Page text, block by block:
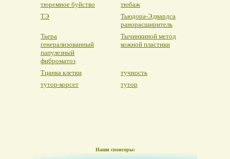
тюремное буйство
тюбаж
ТЭ
Тьюдора-Эдвардса
ранорасширитель
Тьера
генерализованный
папулезный
фиброматоз
Тычинкиной метод
кожной пластики
Тцанка клетки
тучность
тутор-корсет
тутор
Наши спонсоры: